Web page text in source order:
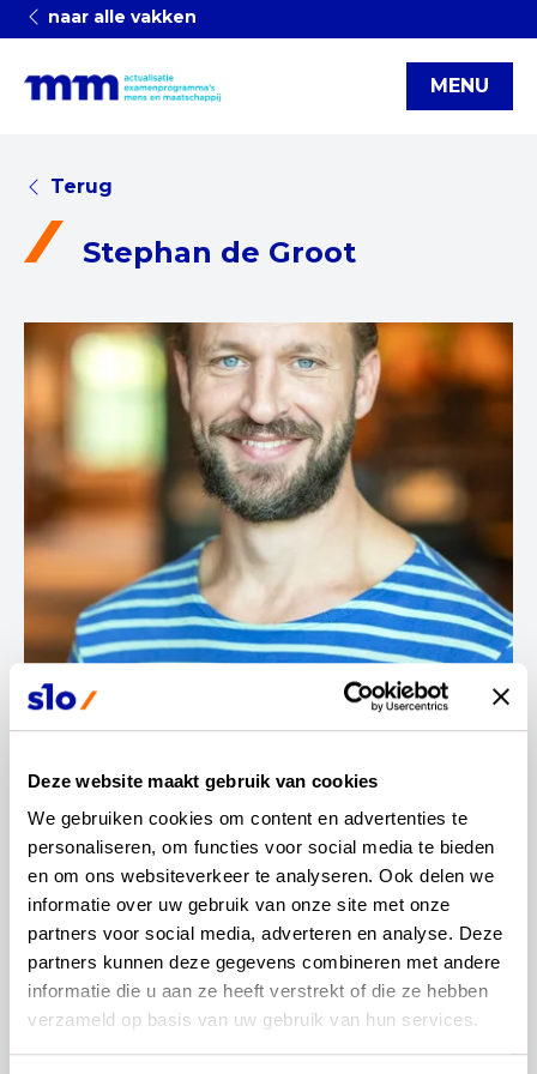
Deze website maakt gebruik van cookies
We gebruiken cookies om content en advertenties te
personaliseren, om functies voor social media te bieden
en om ons websiteverkeer te analyseren. Ook delen we
informatie over uw gebruik van onze site met onze
partners voor social media, adverteren en analyse. Deze
partners kunnen deze gegevens combineren met andere
informatie die u aan ze heeft verstrekt of die ze hebben
verzameld op basis van uw gebruik van hun services.
naar alle vakken
MENU
Terug
Stephan de Groot
Contactinformatie
Leraar filosofie
Wat is het belang van het vak filosofie? En wat is